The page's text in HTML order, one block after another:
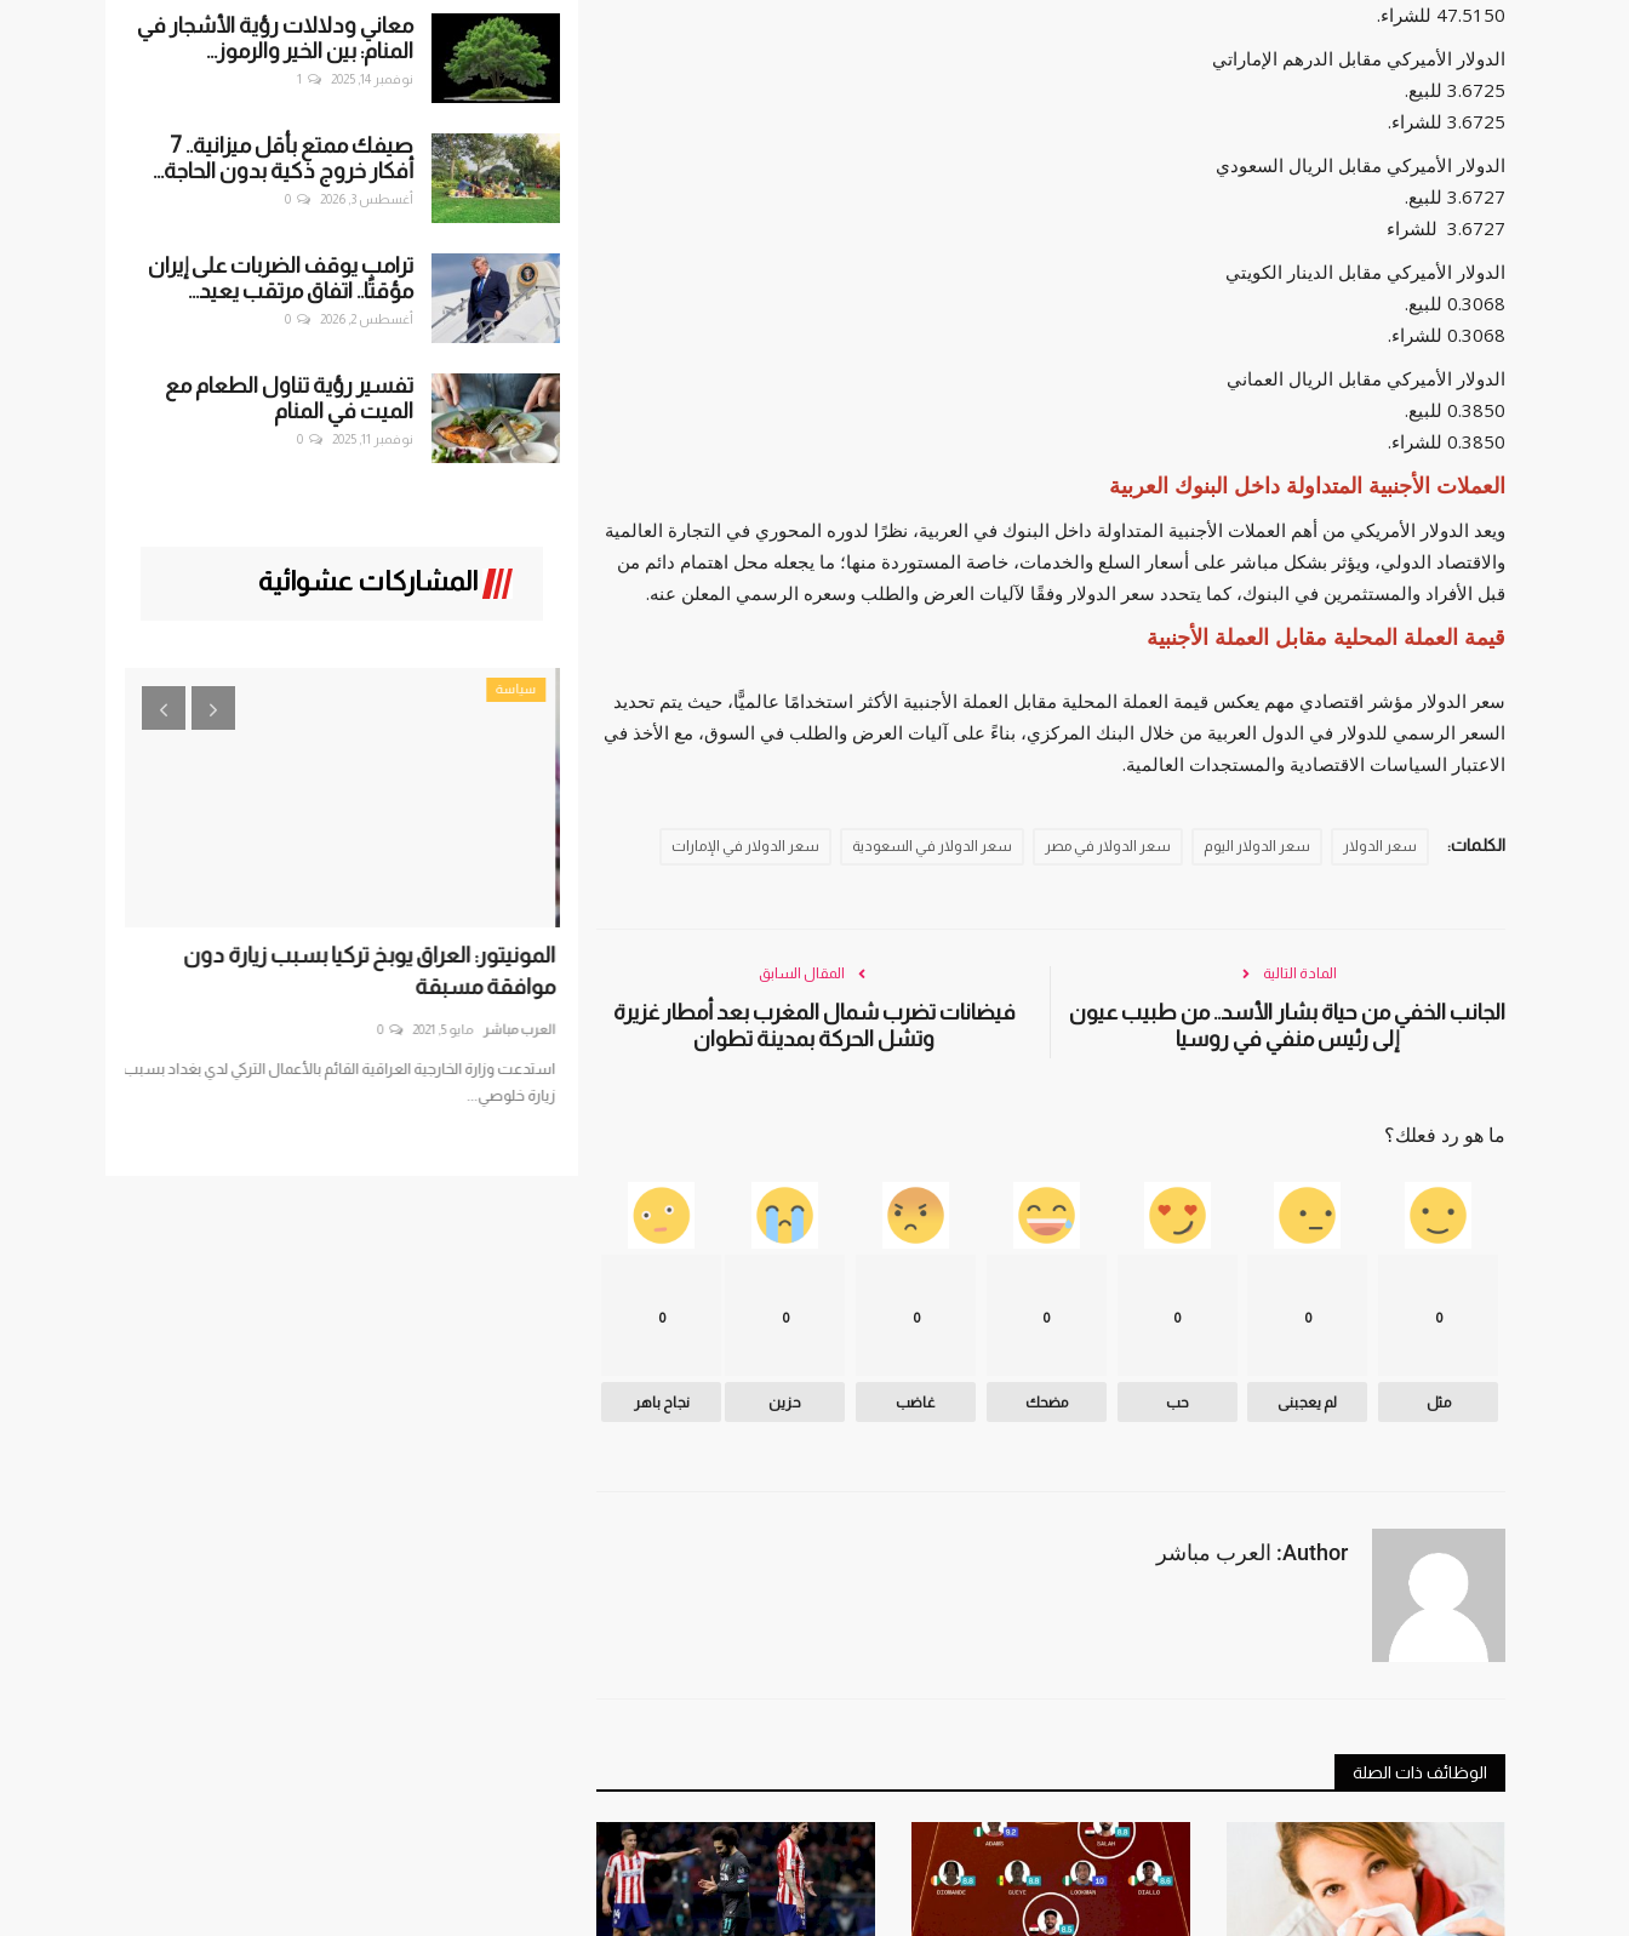
47.5150 للشراء.
الدولار الأميركي مقابل الدرهم الإماراتي
3.6725 للبيع.
3.6725 للشراء.
الدولار الأميركي مقابل الريال السعودي
3.6727 للبيع.
3.6727 للشراء
الدولار الأميركي مقابل الدينار الكويتي
0.3068 للبيع.
0.3068 للشراء.
الدولار الأميركي مقابل الريال العماني
0.3850 للبيع.
0.3850 للشراء.
العملات الأجنبية المتداولة داخل البنوك العربية
ويعد الدولار الأمريكي من أهم العملات الأجنبية المتداولة داخل البنوك في العربية، نظرًا لدوره المحوري في التجارة العالمية
والاقتصاد الدولي، ويؤثر بشكل مباشر على أسعار السلع والخدمات، خاصة المستوردة منها؛ ما يجعله محل اهتمام دائم من
قبل الأفراد والمستثمرين في البنوك، كما يتحدد سعر الدولار وفقًا لآليات العرض والطلب وسعره الرسمي المعلن عنه.
قيمة العملة المحلية مقابل العملة الأجنبية
سعر الدولار مؤشر اقتصادي مهم يعكس قيمة العملة المحلية مقابل العملة الأجنبية الأكثر استخدامًا عالميًّا، حيث يتم تحديد
السعر الرسمي للدولار في الدول العربية من خلال البنك المركزي، بناءً على آليات العرض والطلب في السوق، مع الأخذ في
الاعتبار السياسات الاقتصادية والمستجدات العالمية.
الكلمات: سعر الدولار سعر الدولار اليوم سعر الدولار في مصر سعر الدولار في السعودية سعر الدولار في الإمارات
المقال السابق
فيضانات تضرب شمال المغرب بعد أمطار غزيرة
وتشل الحركة بمدينة تطوان
المادة التالية
الجانب الخفي من حياة بشار الأسد.. من طبيب عيون
إلى رئيس منفي في روسيا
ما هو رد فعلك؟
0
مثل
0
لم يعجبنى
0
حب
0
مضحك
0
غاضب
0
حزين
0
نجاح باهر
Author: العرب مباشر
الوظائف ذات الصلة
معاني ودلالات رؤية الأشجار في
المنام: بين الخير والرموز...
نوفمبر 14, 2025 1
صيفك ممتع بأقل ميزانية.. 7
أفكار خروج ذكية بدون الحاجة...
أغسطس 3, 2026 0
ترامب يوقف الضربات على إيران
مؤقتًا.. اتفاق مرتقب يعيد...
أغسطس 2, 2026 0
تفسير رؤية تناول الطعام مع
الميت في المنام
نوفمبر 11, 2025 0
المشاركات عشوائية
العرب مباشر فبراير 16, 2021
سياسة
حصن الأمان والعالم...
ديسمبر 11, 2023
سياسة
المونيتور: العراق يوبخ تركيا بسبب زيارة دون
موافقة مسبقة
العرب مباشر مايو 5, 2021 0
استدعت وزارة الخارجية العراقية القائم بالأعمال التركي لدي بغداد بسبب
زيارة خلوصي...